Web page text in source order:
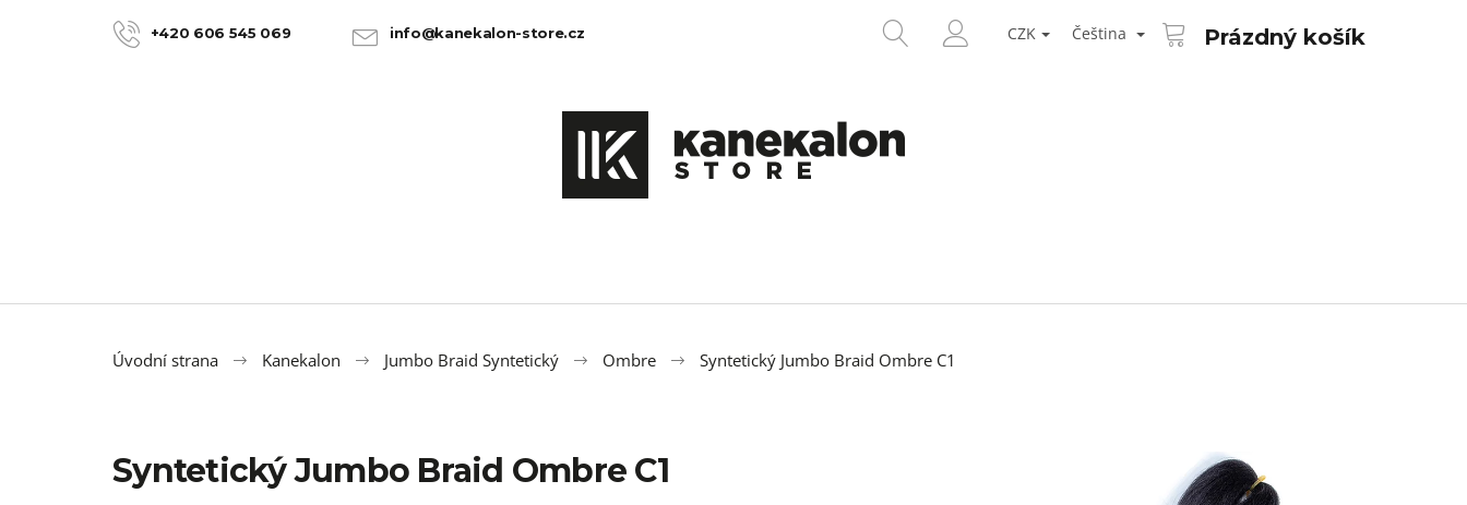
+420 606 545 069 info@kanekalon-store.cz
HLEDAT
CZK Čeština NÁKUPNÍ
KOŠÍK
Prázdný košík
Úvodní strana Kanekalon Jumbo Braid Syntetický Ombre Syntetický Jumbo Braid Ombre C1
Syntetický Jumbo Braid Ombre C1
Co potřebujete najít?
100% JUMBO BRAID KANEKALON 22
SUPERBRAID
100% EZ KANEKALON 1